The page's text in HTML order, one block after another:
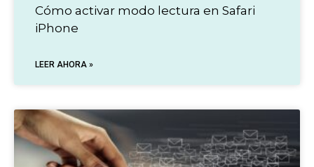
Cómo activar modo lectura en Safari
iPhone
LEER AHORA »